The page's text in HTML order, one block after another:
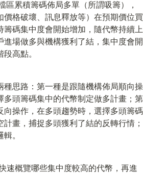
區累積籌碼佈局多單（所謂吸籌），
價格破壞、訊息釋放等）在預期價位買
籌碼集中度會開始增加，隨代幣持續上
進場做多與機構獲利了結，集中度會開
高點。
種思路：第一種是跟隨機構佈局順向操
多頭籌碼集中的代幣制定做多計畫；第
向操作，在多頭趨勢時，選擇多頭籌碼
畫，捕捉多頭獲利了結的反轉行情；
。
速概覽哪些集中度較高的代幣，再進